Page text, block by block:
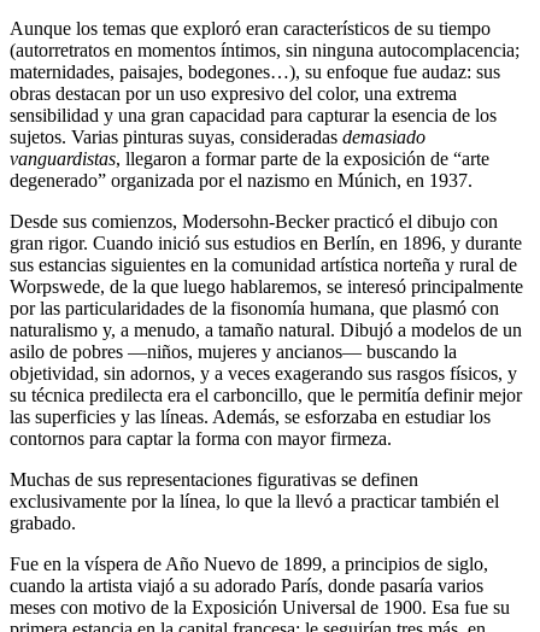
Aunque los temas que exploró eran característicos de su tiempo
(autorretratos en momentos íntimos, sin ninguna autocomplacencia;
maternidades, paisajes, bodegones…), su enfoque fue audaz: sus
obras destacan por un uso expresivo del color, una extrema
sensibilidad y una gran capacidad para capturar la esencia de los
sujetos. Varias pinturas suyas, consideradas demasiado
vanguardistas, llegaron a formar parte de la exposición de “arte
degenerado” organizada por el nazismo en Múnich, en 1937.
Desde sus comienzos, Modersohn-Becker practicó el dibujo con
gran rigor. Cuando inició sus estudios en Berlín, en 1896, y durante
sus estancias siguientes en la comunidad artística norteña y rural de
Worpswede, de la que luego hablaremos, se interesó principalmente
por las particularidades de la fisonomía humana, que plasmó con
naturalismo y, a menudo, a tamaño natural. Dibujó a modelos de un
asilo de pobres —niños, mujeres y ancianos— buscando la
objetividad, sin adornos, y a veces exagerando sus rasgos físicos, y
su técnica predilecta era el carboncillo, que le permitía definir mejor
las superficies y las líneas. Además, se esforzaba en estudiar los
contornos para captar la forma con mayor firmeza.
Muchas de sus representaciones figurativas se definen
exclusivamente por la línea, lo que la llevó a practicar también el
grabado.
Fue en la víspera de Año Nuevo de 1899, a principios de siglo,
cuando la artista viajó a su adorado París, donde pasaría varios
meses con motivo de la Exposición Universal de 1900. Esa fue su